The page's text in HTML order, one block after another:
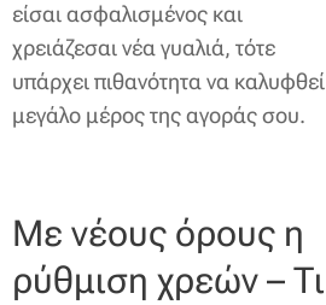
είσαι ασφαλισμένος και
χρειάζεσαι νέα γυαλιά, τότε
υπάρχει πιθανότητα να καλυφθεί
μεγάλο μέρος της αγοράς σου.
Με νέους όρους η
ρύθμιση χρεών – Τι